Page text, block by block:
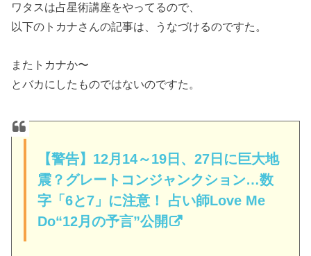
ワタスは占星術講座をやってるので、
以下のトカナさんの記事は、うなづけるのですた。
またトカナか〜
とバカにしたものではないのですた。
【警告】12月14～19日、27日に巨大地
震？グレートコンジャンクション…数
字「6と7」に注意！ 占い師Love Me
Do“12月の予言”公開